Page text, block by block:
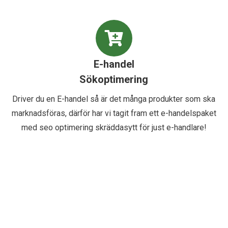
E-handel
Sökoptimering
Driver du en E-handel så är det många produkter som ska
marknadsföras, därför har vi tagit fram ett e-handelspaket
med seo optimering skräddasytt för just e-handlare!